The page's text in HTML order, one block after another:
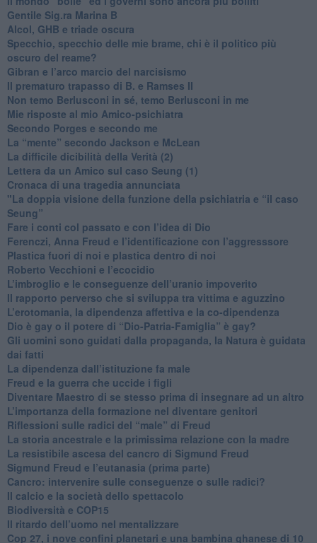
​Gentile Sig.ra Marina B
​Alcol, GHB e triade oscura
​Specchio, specchio delle mie brame, chi è il politico più
oscuro del reame?
​Gibran e l’arco marcio del narcisismo
​Il prematuro trapasso di B. e Ramses II
​Non temo Berlusconi in sé, temo Berlusconi in me
​Mie risposte al mio Amico-psichiatra
​Secondo Porges e secondo me
​La “mente” secondo Jackson e McLean
La difficile dicibilità della Verità (2)
​Lettera da un Amico sul caso Seung (1)
​Cronaca di una tragedia annunciata
"​La doppia visione della funzione della psichiatria e “il caso
Seung”
​Fare i conti col passato e con l’idea di Dio
​Ferenczi, Anna Freud e l’identificazione con l’aggresssore
Plastica fuori di noi e plastica dentro di noi
​Roberto Vecchioni e l’ecocidio
​L’imbroglio e le conseguenze dell’uranio impoverito
​Il rapporto perverso che si sviluppa tra vittima e aguzzino
L’erotomania, la dipendenza affettiva e la co-dipendenza
​Dio è gay o il potere di “Dio-Patria-Famiglia” è gay?
​Gli uomini sono guidati dalla propaganda, la Natura è guidata
dai fatti
La dipendenza dall’istituzione fa male
​Freud e la guerra che uccide i figli
​Diventare Maestro di se stesso prima di insegnare ad un altro
L’importanza della formazione nel diventare genitori
Riflessioni sulle radici del “male” di Freud
​La storia ancestrale e la primissima relazione con la madre
​La resistibile ascesa del cancro di Sigmund Freud
Sigmund Freud e l’eutanasia (prima parte)
Cancro: intervenire sulle conseguenze o sulle radici?
​Il calcio e la società dello spettacolo
Biodiversità e COP15
​Il ritardo dell’uomo nel mentalizzare
​Cop 27, i nove confini planetari e una bambina ghanese di 10